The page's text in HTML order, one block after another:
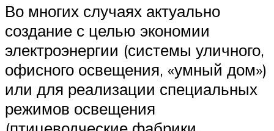
Во многих случаях актуально
создание с целью экономии
электроэнергии (системы уличного,
офисного освещения, «умный дом»)
или для реализации специальных
режимов освещения